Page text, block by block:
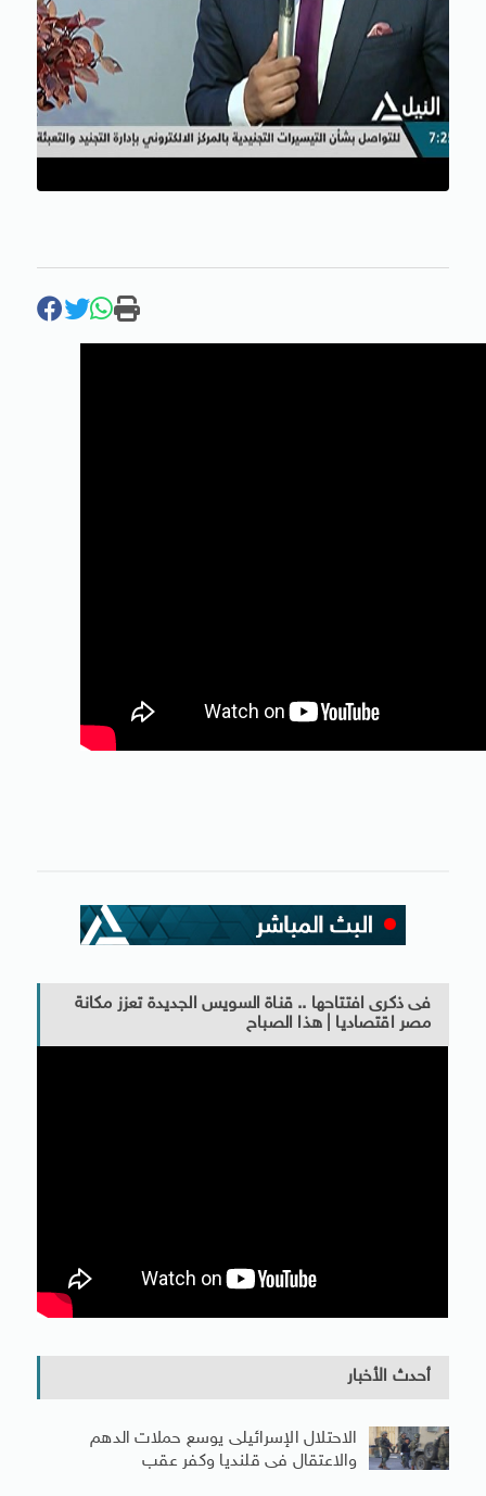
فى ذكرى افتتاحها .. قناة السويس الجديدة تعزز مكانة
مصر اقتصاديا | هذا الصباح
أحدث الأخبار
الاحتلال الإسرائيلى يوسع حملات الدهم
والاعتقال فى قلنديا وكفر عقب